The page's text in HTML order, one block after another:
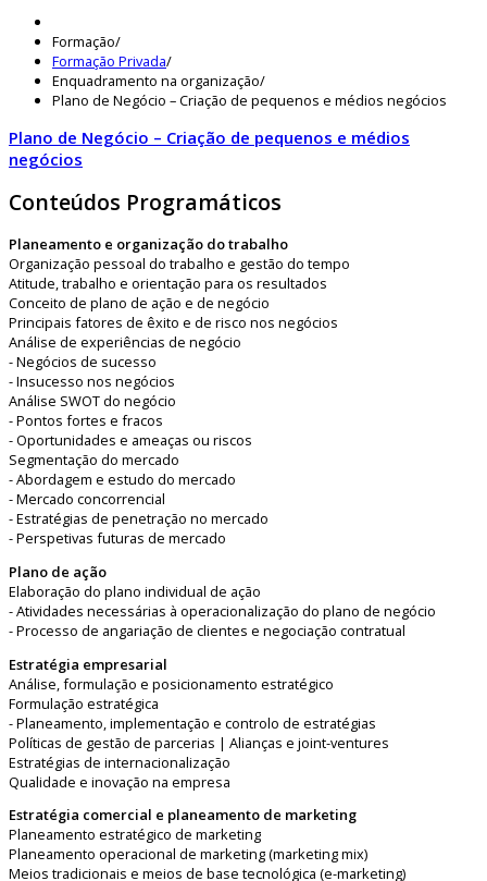
Formação/
Formação Privada/
Enquadramento na organização/
Plano de Negócio – Criação de pequenos e médios negócios
Plano de Negócio – Criação de pequenos e médios
negócios
Conteúdos Programáticos
Planeamento e organização do trabalho
Organização pessoal do trabalho e gestão do tempo
Atitude, trabalho e orientação para os resultados
Conceito de plano de ação e de negócio
Principais fatores de êxito e de risco nos negócios
Análise de experiências de negócio
- Negócios de sucesso
- Insucesso nos negócios
Análise SWOT do negócio
- Pontos fortes e fracos
- Oportunidades e ameaças ou riscos
Segmentação do mercado
- Abordagem e estudo do mercado
- Mercado concorrencial
- Estratégias de penetração no mercado
- Perspetivas futuras de mercado
Plano de ação
Elaboração do plano individual de ação
- Atividades necessárias à operacionalização do plano de negócio
- Processo de angariação de clientes e negociação contratual
Estratégia empresarial
Análise, formulação e posicionamento estratégico
Formulação estratégica
- Planeamento, implementação e controlo de estratégias
Políticas de gestão de parcerias | Alianças e joint-ventures
Estratégias de internacionalização
Qualidade e inovação na empresa
Estratégia comercial e planeamento de marketing
Planeamento estratégico de marketing
Planeamento operacional de marketing (marketing mix)
Meios tradicionais e meios de base tecnológica (e-marketing)